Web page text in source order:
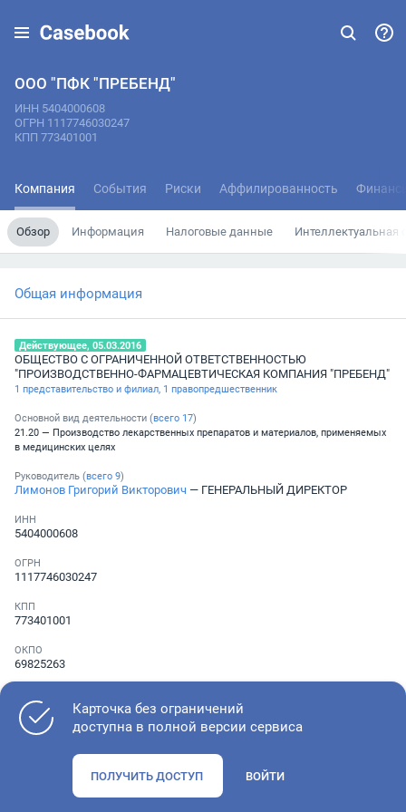
ООО "ПФК "ПРЕБЕНД"
ИНН 5404000608
ОГРН 1117746030247
КПП 773401001
Компания События Риски Аффилированность
Обзор Информация Налоговые данные Интеллектуальная
Общая информация
Действующее, 05.03.2016
ОБЩЕСТВО С ОГРАНИЧЕННОЙ ОТВЕТСТВЕННОСТЬЮ
"ПРОИЗВОДСТВЕННО-ФАРМАЦЕВТИЧЕСКАЯ КОМПАНИЯ "ПРЕБЕНД"
1 представительство и филиал, 1 правопредшественник
Основной вид деятельности (всего 17)
21.20 — Производство лекарственных препаратов и материалов, применяемых
в медицинских целях
Руководитель (всего 9)
Лимонов Григорий Викторович — ГЕНЕРАЛЬНЫЙ ДИРЕКТОР
ИНН
5404000608
ОГРН
1117746030247
КПП
773401001
ОКПО
69825263
Не указан
Как оценить состояние компании
Карточка без ограничений
доступна в полной версии сервиса
ПОЛУЧИТЬ ДОСТУП ВОЙТИ